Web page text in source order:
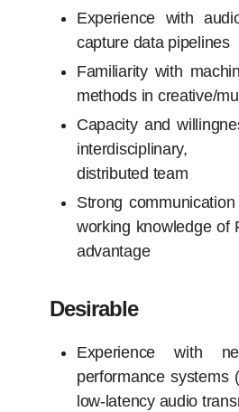
Experience with
capture data pipelines
Familiarity with
methods in creative/
Capacity and
interdisciplinary,
distributed team
Strong
working knowledge of
advantage
Desirable
Experience with
performance systems
low-latency audio